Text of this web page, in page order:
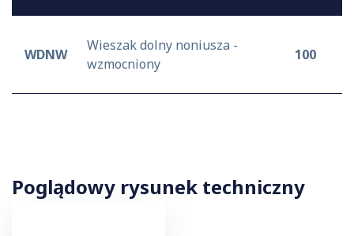
WDNW
Wieszak dolny noniusza -
wzmocniony
100
Poglądowy rysunek techniczny